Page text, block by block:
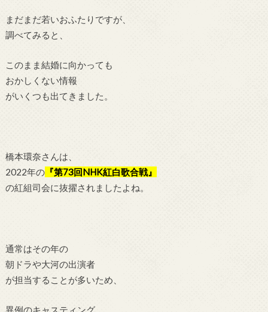
まだまだ若いおふたりですが、
調べてみると、
このまま結婚に向かっても
おかしくない情報
がいくつも出てきました。
橋本環奈さんは、
2022年の『第73回NHK紅白歌合戦』
の紅組司会に抜擢されましたよね。
通常はその年の
朝ドラや大河の出演者
が担当することが多いため、
異例のキャスティング